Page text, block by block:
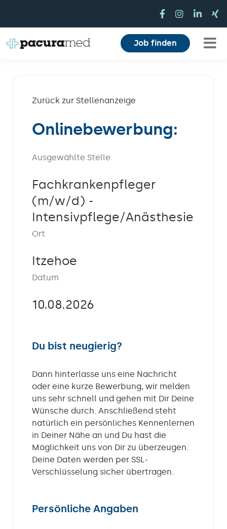
springen
Für Einrichtungen
Mitarbeiterbereich
Karriere
Über uns
Magazin
Kontakt
Job finden
Zurück zur Stellenanzeige
Onlinebewerbung:
Ausgewählte Stelle
Fachkrankenpfleger
(m/w/d) -
Intensivpflege/Anästhesie
Ort
Itzehoe
Datum
10.08.2026
Du bist neugierig?
Dann hinterlasse uns eine Nachricht
oder eine kurze Bewerbung, wir melden
uns sehr schnell und gehen mit Dir Deine
Wünsche durch. Anschließend steht
natürlich ein persönliches Kennenlernen
in Deiner Nähe an und Du hast die
Möglichkeit uns von Dir zu überzeugen.
Deine Daten werden per SSL-
Verschlüsselung sicher übertragen.
Persönliche Angaben